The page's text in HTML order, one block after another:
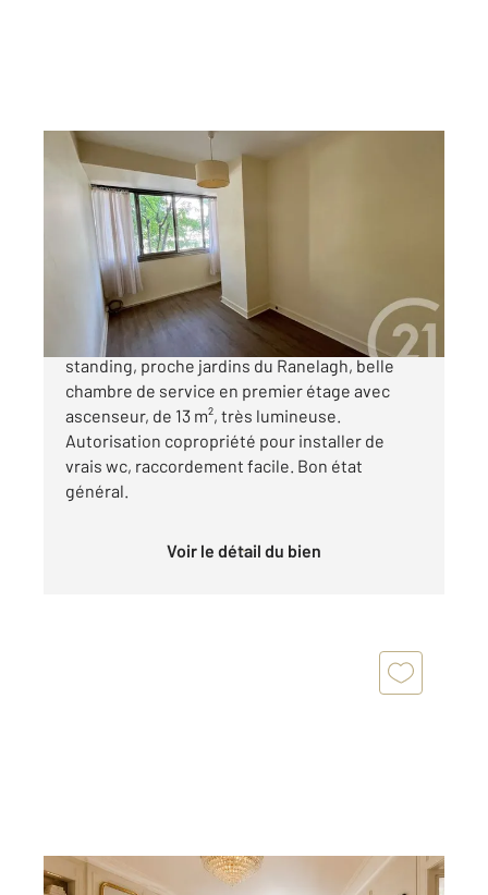
PARIS 75016
12,91 m , 1 pièce
Ref : 5837
Appartement Chambre à vendre
149 000 €
PARIS 16ème. Au sein d'un immeuble de
standing, proche jardins du Ranelagh, belle
chambre de service en premier étage avec
ascenseur, de 13 m², très lumineuse.
Autorisation copropriété pour installer de
vrais wc, raccordement facile. Bon état
général.
Voir le détail du bien
PARIS 75016